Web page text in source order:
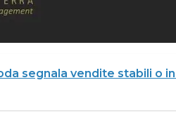
segnala vendite stabili o